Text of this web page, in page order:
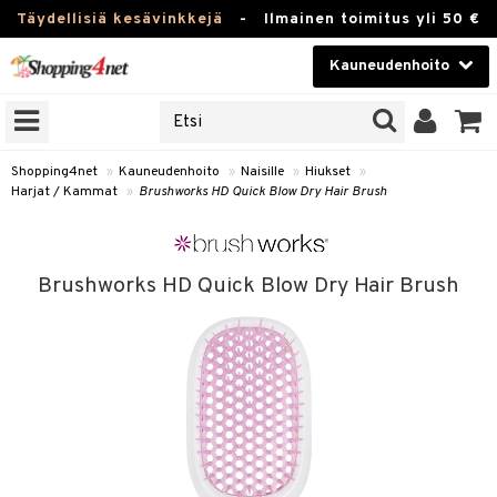
Täydellisiä kesävinkkejä - Ilmainen toimitus yli 50 €
Kauneudenhoito
Kauneudenhoito
Piilolinssit
Fitness
Shopping4net » Kauneudenhoito » Naisille » Hiukset »
Harjat / Kammat » Brushworks HD Quick Blow Dry Hair Brush
Brushworks HD Quick Blow Dry Hair Brush